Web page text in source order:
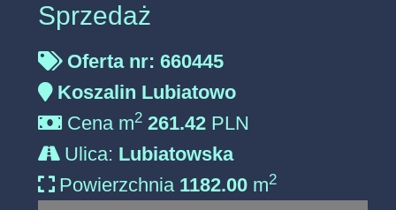
Sprzedaż
Oferta nr: 660445
Koszalin Lubiatowo
Cena m2 261.42 PLN
Ulica: Lubiatowska
Powierzchnia 1182.00 m2